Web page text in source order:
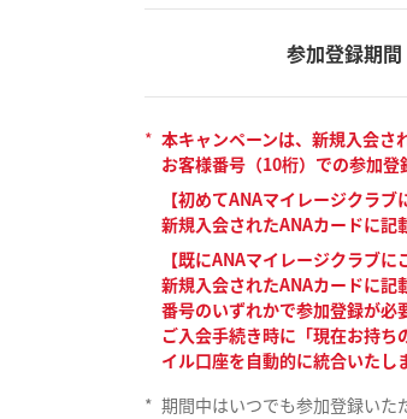
参加登録期間
* 本キャンペーンは、新規入会さ
お客様番号（10桁）での参加登
【初めてANAマイレージクラブ
新規入会されたANAカードに記
【既にANAマイレージクラブに
新規入会されたANAカードに
番号のいずれかで参加登録が必
ご入会手続き時に「現在お持
イル口座を自動的に統合いたし
* 期間中はいつでも参加登録いた